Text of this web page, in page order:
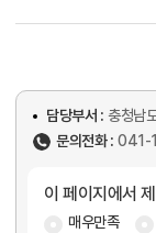
담당부서 : 충청남
문의전화 : 041-
이 페이지에서
매우만족